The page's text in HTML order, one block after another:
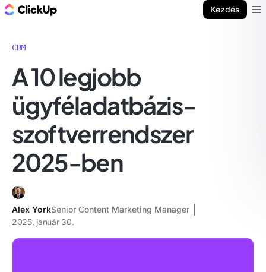
Kezdés
CRM
A 10 legjobb
ügyféladatbázis-
szoftverrendszer
2025-ben
Alex YorkSenior Content Marketing Manager
2025. január 30.